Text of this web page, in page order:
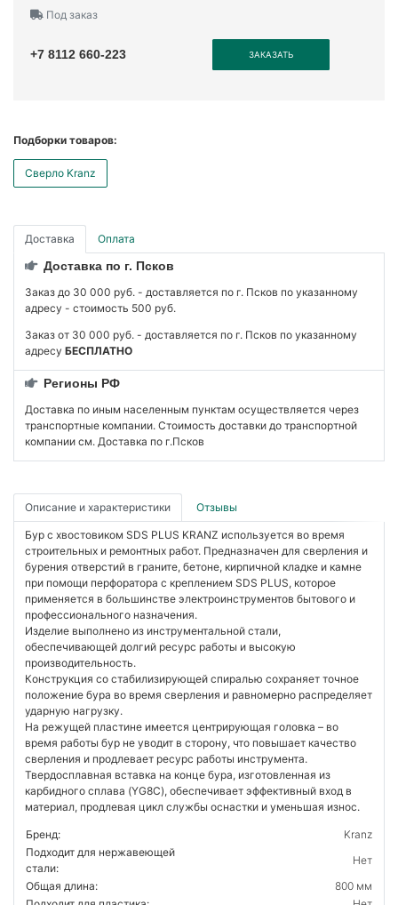
Под заказ
+7 8112 660-223 ЗАКАЗАТЬ
Подборки товаров:
Сверло Kranz
Доставка Оплата
Доставка по г. Псков
Заказ до 30 000 руб. - доставляется по г. Псков по указанному
адресу - стоимость 500 руб.
Заказ от 30 000 руб. - доставляется по г. Псков по указанному
адресу БЕСПЛАТНО
Регионы РФ
Доставка по иным населенным пунктам осуществляется через
транспортные компании. Стоимость доставки до транспортной
компании см. Доставка по г.Псков
Описание и характеристики Отзывы
Бур с хвостовиком SDS PLUS KRANZ используется во время
строительных и ремонтных работ. Предназначен для сверления и
бурения отверстий в граните, бетоне, кирпичной кладке и камне
при помощи перфоратора с креплением SDS PLUS, которое
применяется в большинстве электроинструментов бытового и
профессионального назначения.
Изделие выполнено из инструментальной стали,
обеспечивающей долгий ресурс работы и высокую
производительность.
Конструкция со стабилизирующей спиралью сохраняет точное
положение бура во время сверления и равномерно распределяет
ударную нагрузку.
На режущей пластине имеется центрирующая головка – во
время работы бур не уводит в сторону, что повышает качество
сверления и продлевает ресурс работы инструмента.
Твердосплавная вставка на конце бура, изготовленная из
карбидного сплава (YG8C), обеспечивает эффективный вход в
материал, продлевая цикл службы оснастки и уменьшая износ.
Бренд:
Kranz
Подходит для нержавеющей
стали:
Нет
Общая длина:
800 мм